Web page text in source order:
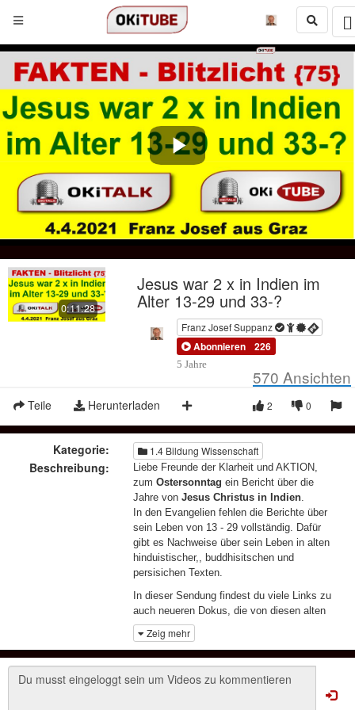
Play
Video
0:11:28
Jesus war 2 x in Indien im
Alter 13-29 und 33-?
Franz Josef Suppanz
Abonnieren 226
5 Jahre
570 Ansichten
Teile Herunterladen 0
2
Kategorie: 1.4 Bildung Wissenschaft
Beschreibung:
Liebe Freunde der Klarheit und AKTION,
zum Ostersonntag ein Bericht über die
Jahre von Jesus Christus in Indien.
In den Evangelien fehlen die Berichte über
sein Leben von 13 - 29 vollständig. Dafür
gibt es Nachweise über sein Leben in alten
hinduistischer,, buddhisitschen und
persisichen Texten.
In dieser Sendung findest du viele Links zu
auch neueren Dokus, die von diesen alten
Aufzeichnungen berichten.
"Christi Philosophie war eine geglückte
und buddhistischer Ethik, denen er in
Zeig mehr